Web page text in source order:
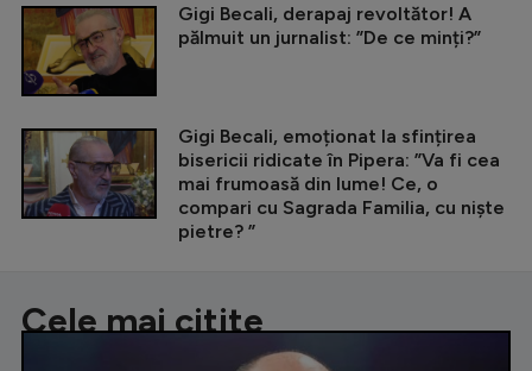
Gigi Becali, derapaj revoltător! A
pălmuit un jurnalist: ”De ce minți?”
Gigi Becali, emoționat la sfințirea
bisericii ridicate în Pipera: ”Va fi cea
mai frumoasă din lume! Ce, o
compari cu Sagrada Familia, cu niște
pietre? ”
Cele mai citite